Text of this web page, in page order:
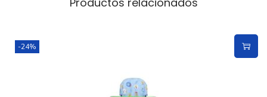
-24%